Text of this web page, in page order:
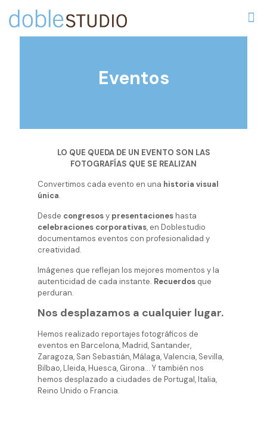
Eventos
LO QUE QUEDA DE UN EVENTO SON LAS
FOTOGRAFÍAS QUE SE REALIZAN
Convertimos cada evento en una historia visual
única.
Desde congresosy presentacioneshasta
celebraciones corporativas, en Doblestudio
documentamos eventos con profesionalidad y
creatividad.
Imágenes que reflejan los mejores momentos y la
autenticidad de cada instante. Recuerdos que
perduran.
Nos desplazamos a cualquier lugar.
Hemos realizado reportajes fotográficos de
eventos en Barcelona, Madrid, Santander,
Zaragoza, San Sebastián, Málaga, Valencia, Sevilla,
Bilbao, Lleida, Huesca, Girona… Y también nos
hemos desplazado a ciudades de Portugal, Italia,
Reino Unido o Francia.